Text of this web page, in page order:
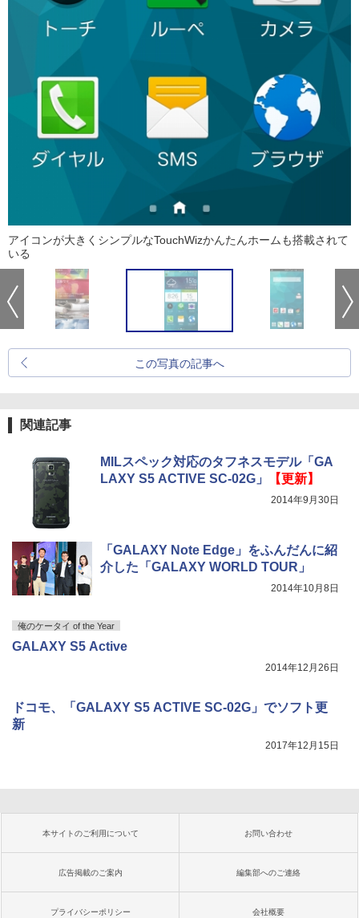
アイコンが大きくシンプルなTouchWizかんたんホームも搭載されて
いる
この写真の記事へ
関連記事
MILスペック対応のタフネスモデル「GA
LAXY S5 ACTIVE SC-02G」
【更新】
2014年9月30日
「GALAXY Note Edge」をふんだんに紹
介した「GALAXY WORLD TOUR」
2014年10月8日
俺のケータイ of the Year
GALAXY S5 Active
2014年12月26日
ドコモ、「GALAXY S5 ACTIVE SC-02G」でソフト更
新
2017年12月15日
本サイトのご利用について お問い合わせ
広告掲載のご案内 編集部へのご連絡
プライバシーポリシー 会社概要